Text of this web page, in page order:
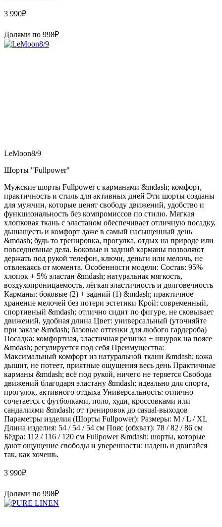
3 990₽
Долями по 998₽
LeMoon8/9
Шорты "Fullpower"
Мужские шорты Fullpower с карманами &mdash; комфорт,
практичность и стиль для активных дней Эти шорты созданы
для мужчин, которые ценят свободу движений, удобство и
функциональность без компромиссов по стилю. Мягкая
хлопковая ткань с эластаном обеспечивает отличную посадку,
дышащесть и комфорт даже в самый насыщенный день
&mdash; будь то тренировка, прогулка, отдых на природе или
повседневные дела. Боковые и задний карманы позволяют
держать под рукой телефон, ключи, деньги или мелочь, не
отвлекаясь от момента. Особенности модели: Состав: 95%
хлопок + 5% эластан &mdash; натуральная мягкость,
воздухопроницаемость, лёгкая эластичность и долговечность
Карманы: боковые (2) + задний (1) &mdash; практичное
хранение мелочей без потери эстетики Крой: современный,
спортивный &mdash; отлично сидит по фигуре, не сковывает
движений, удобная длина Цвет: универсальный (уточняйте
при заказе &mdash; базовые оттенки для любого гардероба)
Посадка: комфортная, эластичная резинка + шнурок на поясе
&mdash; регулируется под себя Преимущества:
Максимальный комфорт из натуральной ткани &mdash; кожа
дышит, не потеет, приятные ощущения весь день Практичные
карманы &mdash; всё под рукой, ничего не теряется Свобода
движений благодаря эластану &mdash; идеально для спорта,
прогулок, активного отдыха Универсальность: отлично
сочетается с футболками, поло, худи, кроссовками или
сандалиями &mdash; от тренировок до casual-выходов
Параметры изделия (Шорты Fullpower): Размеры: M / L / XL
Длина изделия: 54 / 54 / 54 см Пояс (обхват): 78 / 82 / 86 см
Бёдра: 112 / 116 / 120 см Fullpower &mdash; шорты, которые
дают ощущение свободы и уверенности: надень и двигайся
так, как хочешь.
3 990₽
Долями по 998₽